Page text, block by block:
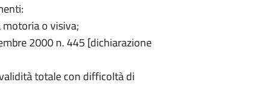
o visiva;
2000 n. 445 [dichiarazione
totale con difficoltà di